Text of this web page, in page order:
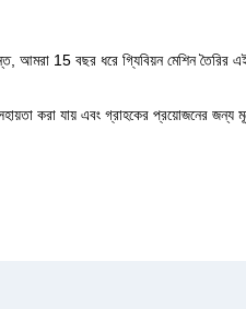
আমরা 15 বছর ধরে গ্যিবিয়ন মেশিন তৈরির
করা যায় এবং গ্রাহকের প্রয়োজনের জন্য